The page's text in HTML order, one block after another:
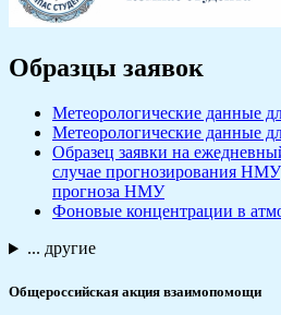
Образцы заявок
Метеорологические данные
Метеорологические данные
Образец заявки на
случае прогнозирования
прогноза НМУ
Фоновые концентрации в
... другие
Общероссийская акция взаимопомощи